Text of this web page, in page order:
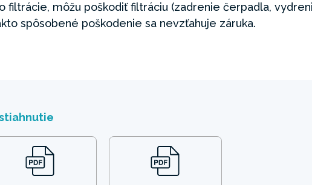
filtrácie, môžu poškodiť filtráciu (zadrenie čerpadla,
spôsobené poškodenie sa nevzťahuje záruka.